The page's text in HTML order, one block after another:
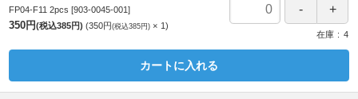
FP04-F11 2pcs [903-0045-001]
350円(税込385円) 350円(税込385円)
1
在庫
4
カートに入れる